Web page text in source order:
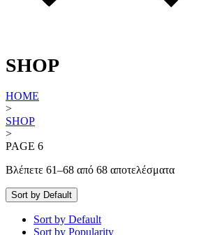
SHOP
HOME
>
SHOP
>
PAGE 6
Βλέπετε 61–68 από 68 αποτελέσματα
Sort by Default
Sort by Default
Sort by Popularity